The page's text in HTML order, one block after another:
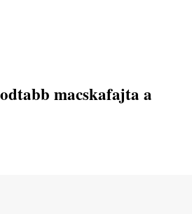
macskafajta a